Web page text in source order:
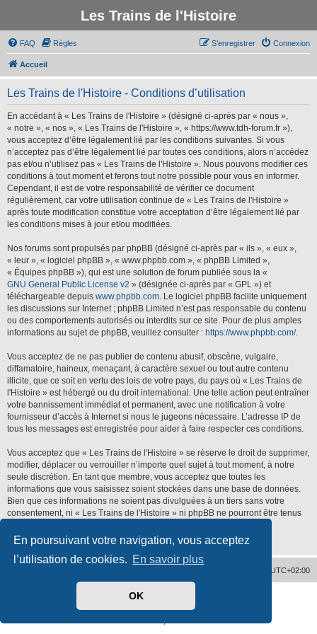
En poursuivant votre navigation, vous acceptez
l’utilisation de cookies. En savoir plus
OK
Les Trains de l'Histoire
FAQ Règles Connexion
S’enregistrer
Accueil
Les Trains de l'Histoire - Conditions d’utilisation
En accédant à « Les Trains de l'Histoire » (désigné ci-après par « nous »,
« notre », « nos », « Les Trains de l'Histoire », « https://www.tdh-forum.fr »),
vous acceptez d’être légalement lié par les conditions suivantes. Si vous
n’acceptez pas d’être légalement lié par toutes ces conditions, alors n’accédez
pas et/ou n’utilisez pas « Les Trains de l'Histoire ». Nous pouvons modifier ces
conditions à tout moment et ferons tout notre possible pour vous en informer.
Cependant, il est de votre responsabilité de vérifier ce document
régulièrement, car votre utilisation continue de « Les Trains de l'Histoire »
après toute modification constitue votre acceptation d’être légalement lié par
les conditions mises à jour et/ou modifiées.
Nos forums sont propulsés par phpBB (désigné ci-après par « ils », « eux »,
« leur », « logiciel phpBB », « www.phpbb.com », « phpBB Limited »,
« Équipes phpBB »), qui est une solution de forum publiée sous la «
GNU General Public License v2 » (désignée ci-après par « GPL ») et
téléchargeable depuis www.phpbb.com. Le logiciel phpBB facilite uniquement
les discussions sur Internet ; phpBB Limited n’est pas responsable du contenu
ou des comportements autorisés ou interdits sur ce site. Pour de plus amples
informations au sujet de phpBB, veuillez consulter : https://www.phpbb.com/.
Vous acceptez de ne pas publier de contenu abusif, obscène, vulgaire,
diffamatoire, haineux, menaçant, à caractère sexuel ou tout autre contenu
illicite, que ce soit en vertu des lois de votre pays, du pays où « Les Trains de
l'Histoire » est hébergé ou du droit international. Une telle action peut entraîner
votre bannissement immédiat et permanent, avec une notification à votre
fournisseur d’accès à Internet si nous le jugeons nécessaire. L’adresse IP de
tous les messages est enregistrée pour aider à faire respecter ces conditions.
Vous acceptez que « Les Trains de l'Histoire » se réserve le droit de supprimer,
modifier, déplacer ou verrouiller n’importe quel sujet à tout moment, à notre
seule discrétion. En tant que membre, vous acceptez que toutes les
informations que vous saisissez soient stockées dans une base de données.
Bien que ces informations ne soient pas divulguées à un tiers sans votre
consentement, ni « Les Trains de l'Histoire » ni phpBB ne pourront être tenus
compromission des données.
UTC+02:00
phpBB ® Forum Software © phpBB Limited
phpBB-fr.com